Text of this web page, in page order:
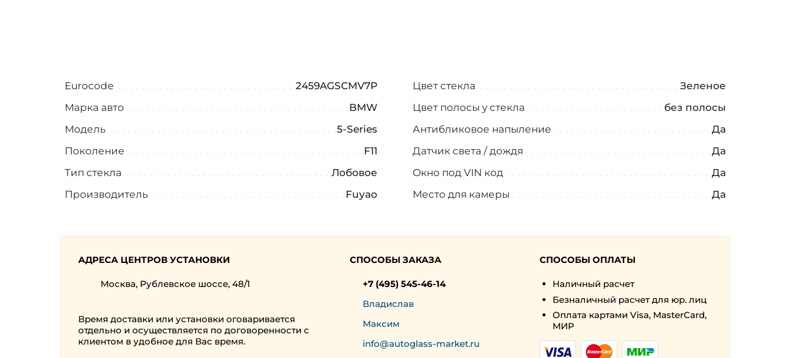
Eurocode
2459AGSCMV7P
Марка авто
BMW
Модель
5-Series
Поколение
F11
Тип стекла
Лобовое
Производитель
Fuyao
Цвет стекла
Зеленое
Цвет полосы у стекла
без полосы
Антибликовое напыление
Да
Датчик света / дождя
Да
Окно под VIN код
Да
Место для камеры
Да
АДРЕСА ЦЕНТРОВ УСТАНОВКИ
Москва, Рублевское шоссе, 48/1
Время доставки или установки оговаривается
отдельно и осуществляется по договоренности с
клиентом в удобное для Вас время.
СПОСОБЫ ЗАКАЗА
+7 (495) 545-46-14
Владислав
Максим
info@autoglass-market.ru
СПОСОБЫ ОПЛАТЫ
Наличный расчет
Безналичный расчет для юр. лиц
Оплата картами Visa, MasterCard,
МИР